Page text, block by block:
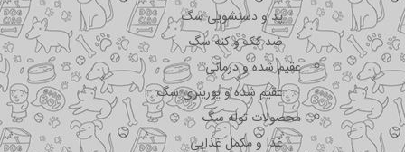
پد و دستشویی سگ
ضد کک و کنه سگ
عقیم شده و درمانی
عقیم شده و یورینری سگ
محصولات توله سگ
غذا و مکمل غذایی